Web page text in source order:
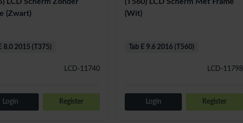
LCD Scherm Zonder
(Zwart)
LCD-11740
8.0 2015 (T375)
Login Register
(T560) LCD Scherm Met Frame
(Wit)
LCD-11798
Tab E 9.6 2016 (T560)
Login Register